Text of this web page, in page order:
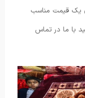
یک قیمت مناسب
با ما در تماس